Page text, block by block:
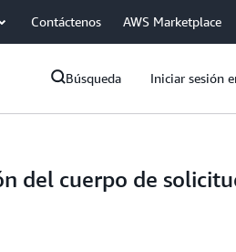
Contáctenos AWS Marketplace
Búsqueda Iniciar sesión
del cuerpo de